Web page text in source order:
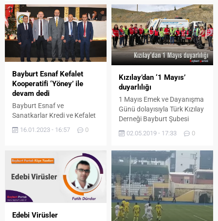
Bayburt Esnaf Kefalet
Kooperatifi ‘Yöney’ ile
devam dedi
Bayburt Esnaf ve
Sanatkarlar Kredi ve Kefalet
Kooperatifi’nin olağan genel
kurulu sonuçlandı.
kongrede güven tazeledi.
16.01.2023 - 16:57 0
Kızılay’dan ‘1 Mayıs’
duyarlılığı
1 Mayıs Emek ve Dayanışma
Günü dolayısıyla Türk Kızılay
Derneği Bayburt Şubesi
Temizlik İşleri Müdürlüğü
toplayarak dayanışma
örneği sergiledi. Türk Kızılay
Derneği Bayburt Şubesi
Başkanı Hümeyra Çelik ve
dernek üyeleri emekçiyle
dayanışma ve çevre
duyarlılığına dikkat çekmek
02.05.2019 - 17:33 0
Edebi Virüsler